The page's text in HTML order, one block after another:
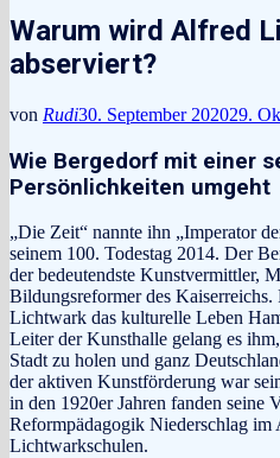
Warum wird Alfred
abserviert?
von Rudi30. September 202029.
Wie Bergedorf mit einer
Persönlichkeiten umgeht
„Die Zeit“ nannte ihn „Imperator
seinem 100. Todestag 2014. Der
der bedeutendste Kunstvermittler,
Bildungsreformer des Kaiserreichs.
Lichtwark das kulturelle Leben
Leiter der Kunsthalle gelang es
Stadt zu holen und ganz
der aktiven Kunstförderung war
in den 1920er Jahren fanden seine
Reformpädagogik Niederschlag im
Lichtwarkschulen.